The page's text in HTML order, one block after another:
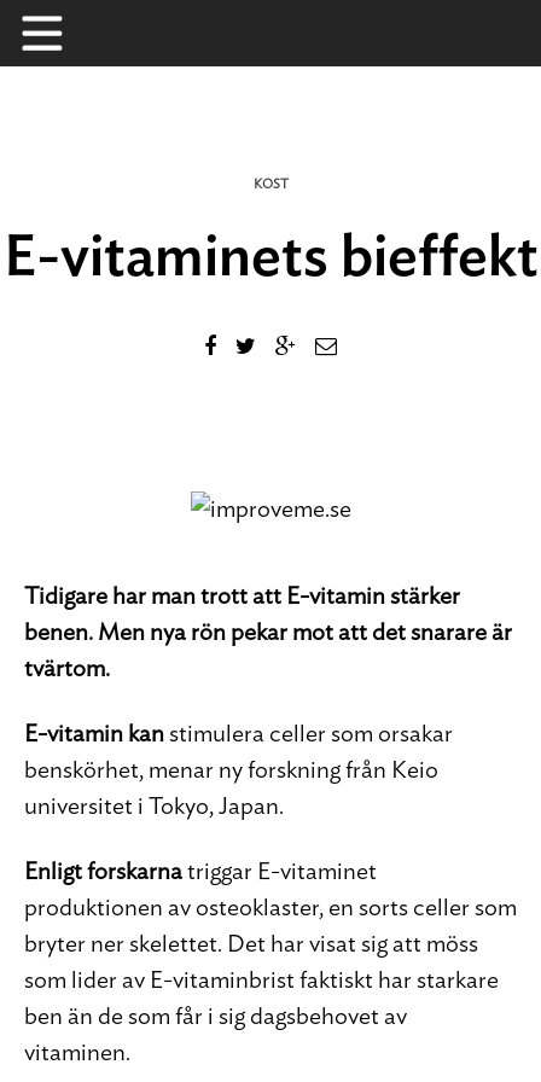
Skip
to
KOST
E-vitaminets bieffekt
Tidigare har man trott att E-vitamin stärker
benen. Men nya rön pekar mot att det snarare är
tvärtom.
E-vitamin kan stimulera celler som orsakar
benskörhet, menar ny forskning från Keio
universitet i Tokyo, Japan.
Enligt forskarna triggar E-vitaminet
produktionen av osteoklaster, en sorts celler som
bryter ner skelettet. Det har visat sig att möss
som lider av E-vitaminbrist faktiskt har starkare
ben än de som får i sig dagsbehovet av
vitaminen.